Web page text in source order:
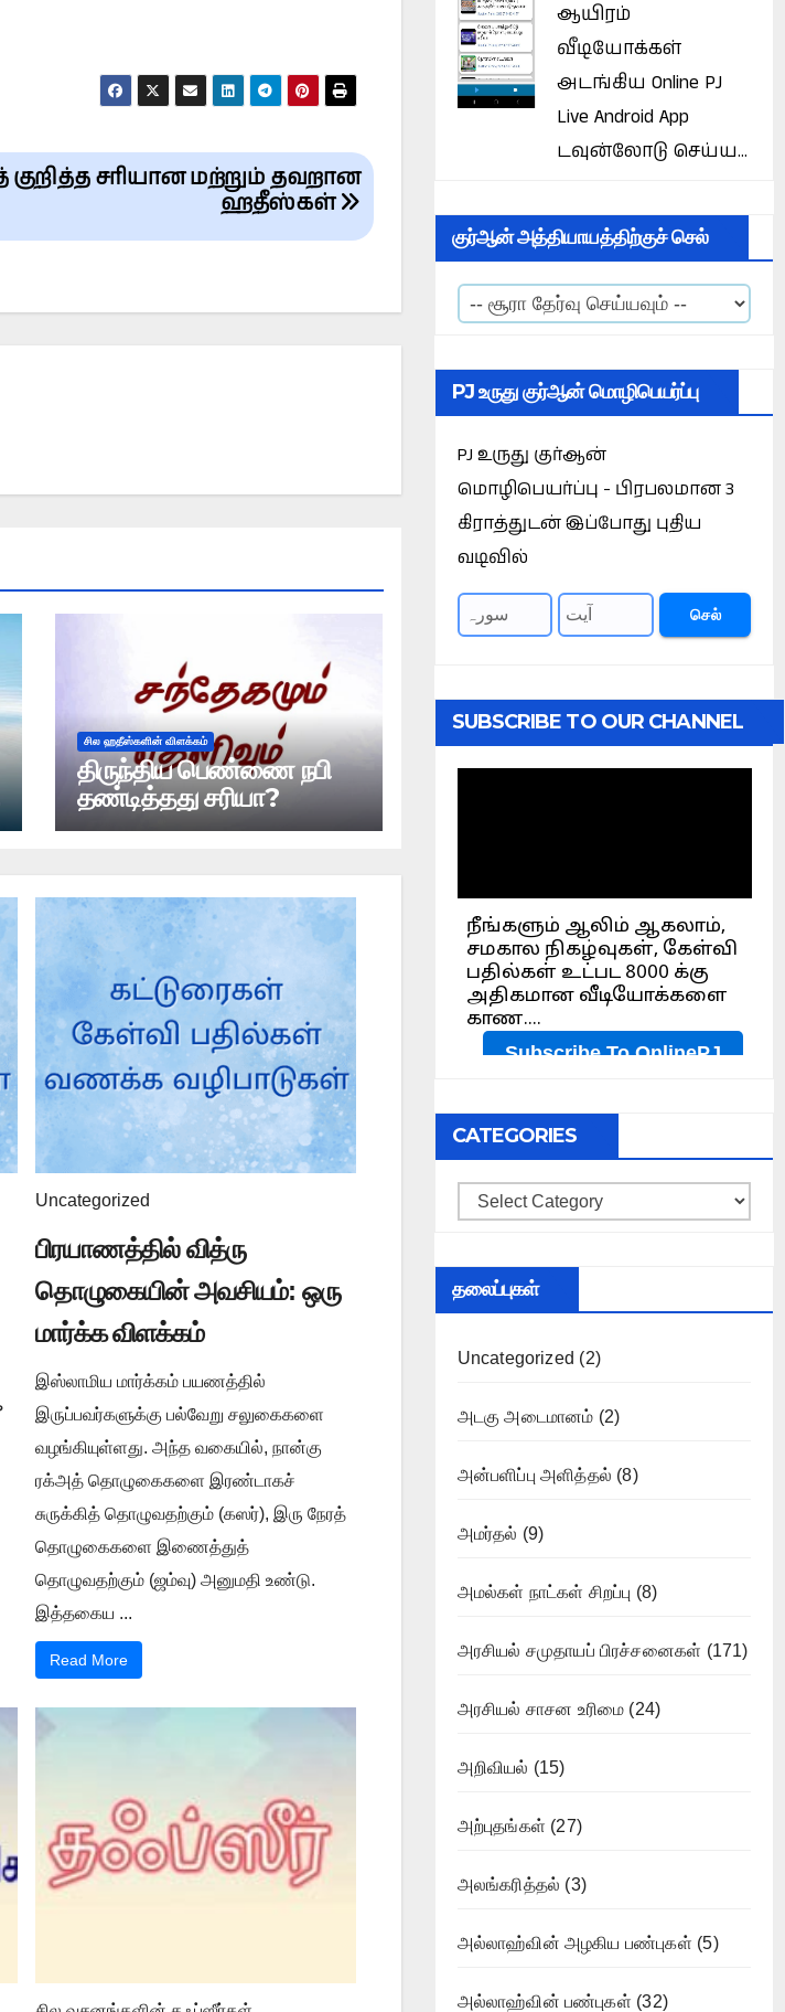
சரியான மற்றும் தவறான
ஹதீஸ்கள்
சில ஹதீஸ்களின் விளக்கம்
திருந்திய பெண்ணை நபி
தண்டித்தது சரியா?
Uncategorized
பிரயாணத்தில் வித்ரு
தொழுகையின் அவசியம்: ஒரு
மார்க்க விளக்கம்
இஸ்லாமிய மார்க்கம் பயணத்தில்
இருப்பவர்களுக்கு பல்வேறு சலுகைகளை
வழங்கியுள்ளது. அந்த வகையில், நான்கு
ரக்அத் தொழுகைகளை இரண்டாகச்
சுருக்கித் தொழுவதற்கும் (கஸர்), இரு நேரத்
தொழுகைகளை இணைத்துத்
தொழுவதற்கும் (ஜம்வு) அனுமதி உண்டு.
இத்தகைய ...
Read More
ஆயிரம்
வீடியோக்கள்
அடங்கிய Online PJ
Live Android App
டவுன்லோடு செய்ய...
குர்ஆன் அத்தியாயத்திற்குச் செல்
PJ உருது குர்ஆன் மொழிபெயர்ப்பு
PJ உருது குர்ஆன்
மொழிபெயர்ப்பு - பிரபலமான 3
கிராத்துடன் இப்போது புதிய
வடிவில்
செல்
SUBSCRIBE TO OUR CHANNEL
CATEGORIES
Categories
தலைப்புகள்
Uncategorized (2)
அடகு அடைமானம் (2)
அன்பளிப்பு அளித்தல் (8)
அமர்தல் (9)
அமல்கள் நாட்கள் சிறப்பு (8)
அரசியல் சமுதாயப் பிரச்சனைகள் (171)
அரசியல் சாசன உரிமை (24)
அறிவியல் (15)
அற்புதங்கள் (27)
அலங்கரித்தல் (3)
அல்லாஹ்வின் அழகிய பண்புகள் (5)
அல்லாஹ்வின் பண்புகள் (32)